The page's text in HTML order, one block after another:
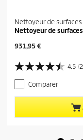
Nettoyeur de surfaces
Nettoyeur de surfaces
P
i
x
a
c
t
u
e
931,95 €
4.5
4
.
5
s
u
r
Comparer